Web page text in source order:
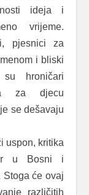
ideja i
vrijeme.
pjesnici za
i bliski
hroničari
za djecu
se dešavaju
uspon, kritika
u Bosni i
Stoga će ovaj
različitih